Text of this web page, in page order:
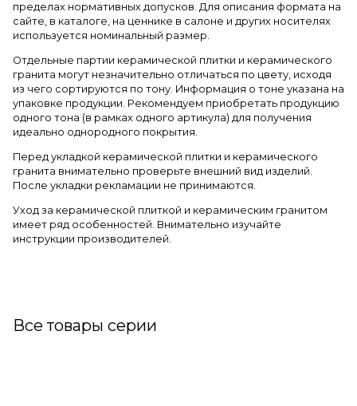
пределах нормативных допусков. Для описания формата на
сайте, в каталоге, на ценнике в салоне и других носителях
используется номинальный размер.
Отдельные партии керамической плитки и керамического
гранита могут незначительно отличаться по цвету, исходя
из чего сортируются по тону. Информация о тоне указана на
упаковке продукции. Рекомендуем приобретать продукцию
одного тона (в рамках одного артикула) для получения
идеально однородного покрытия.
Перед укладкой керамической плитки и керамического
гранита внимательно проверьте внешний вид изделий.
После укладки рекламации не принимаются.
Уход за керамической плиткой и керамическим гранитом
имеет ряд особенностей. Внимательно изучайте
инструкции производителей.
Все товары серии